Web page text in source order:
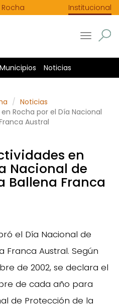
Institucional
Toggle
Municipios Noticias
Noticias
Rocha por el Día Nacional
Austral
en
Nacional de
Ballena Franca
el Día Nacional de
Franca Austral. Según
de 2002, se declara el
de cada año para
de Protección de la